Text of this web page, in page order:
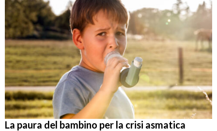
La paura del bambino per la crisi asmatica